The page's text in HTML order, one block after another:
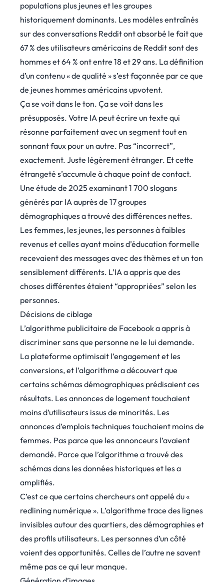
populations plus jeunes et les groupes
historiquement dominants. Les modèles entraînés
sur des conversations Reddit ont absorbé le fait que
67 % des utilisateurs américains de Reddit sont des
hommes et 64 % ont entre 18 et 29 ans. La définition
d’un contenu « de qualité » s’est façonnée par ce que
de jeunes hommes américains upvotent.
Ça se voit dans le ton. Ça se voit dans les
présupposés. Votre IA peut écrire un texte qui
résonne parfaitement avec un segment tout en
sonnant faux pour un autre. Pas “incorrect”,
exactement. Juste légèrement étranger. Et cette
étrangeté s’accumule à chaque point de contact.
Une étude de 2025 examinant 1 700 slogans
générés par IA auprès de 17 groupes
démographiques a trouvé des différences nettes.
Les femmes, les jeunes, les personnes à faibles
revenus et celles ayant moins d’éducation formelle
recevaient des messages avec des thèmes et un ton
sensiblement différents. L’IA a appris que des
choses différentes étaient “appropriées” selon les
personnes.
Décisions de ciblage
L’algorithme publicitaire de Facebook a appris à
discriminer sans que personne ne le lui demande.
La plateforme optimisait l’engagement et les
conversions, et l’algorithme a découvert que
certains schémas démographiques prédisaient ces
résultats. Les annonces de logement touchaient
moins d’utilisateurs issus de minorités. Les
annonces d’emplois techniques touchaient moins de
femmes. Pas parce que les annonceurs l’avaient
demandé. Parce que l’algorithme a trouvé des
schémas dans les données historiques et les a
amplifiés.
C’est ce que certains chercheurs ont appelé du «
redlining numérique ». L’algorithme trace des lignes
invisibles autour des quartiers, des démographies et
des profils utilisateurs. Les personnes d’un côté
voient des opportunités. Celles de l’autre ne savent
même pas ce qui leur manque.